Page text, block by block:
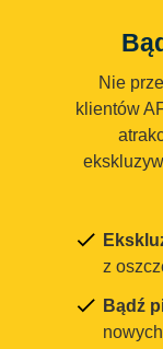
Nie
klientów
z
Bądź